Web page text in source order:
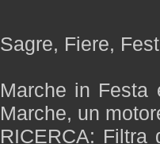
Sagre, Fiere,
Marche in
Marche, un
RICERCA: